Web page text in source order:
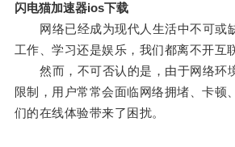
闪电猫加速器ios下载
网络已经成为现代人生活中不可或
工作、学习还是娱乐，我们都离不开互
然而，不可否认的是，由于网络环
限制，用户常常会面临网络拥堵、卡顿
们的在线体验带来了困扰。